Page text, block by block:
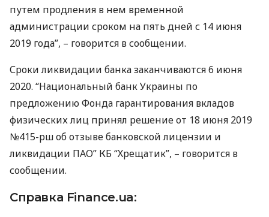
путем продления в нем временной
администрации сроком на пять дней с 14 июня
2019 года”, – говорится в сообщении.
Сроки ликвидации банка заканчиваются 6 июня
2020. “Национальный банк Украины по
предложению Фонда гарантирования вкладов
физических лиц принял решение от 18 июня 2019
№415-рш об отзыве банковской лицензии и
ликвидации ПАО” КБ “Хрещатик”, – говорится в
сообщении.
Справка Finance.ua: